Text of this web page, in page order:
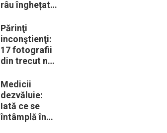
râu înghețat:
descoperă că
de fapt era un
lup
Părinţi
inconştienţi:
17 fotografii
din trecut ne
periculoase
erau unele
„obiceiuri” ale
vremii
Medicii
dezvăluie:
Iată ce se
întâmplă în